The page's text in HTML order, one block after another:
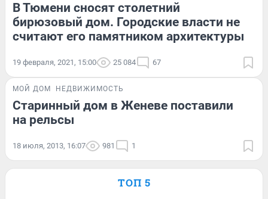
В Тюмени сносят столетний
бирюзовый дом. Городские власти не
считают его памятником архитектуры
19 февраля, 2021, 15:00 25 084 67
МОЙ ДОМ НЕДВИЖИМОСТЬ
Старинный дом в Женеве поставили
на рельсы
18 июля, 2013, 16:07 981 1
ТОП 5